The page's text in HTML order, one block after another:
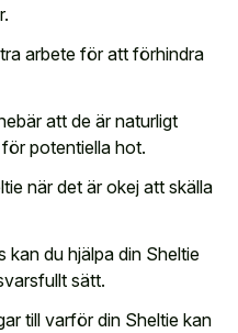
arbete för att förhindra
att de är naturligt
potentiella hot.
när det är okej att skälla
du hjälpa din Sheltie
sätt.
till varför din Sheltie kan